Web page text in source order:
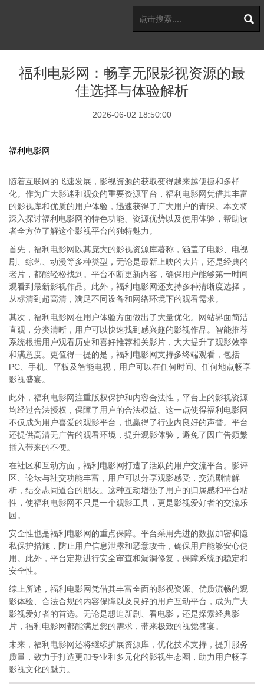
福利电影网：畅享无限影视资源的最
佳选择与体验解析
2026-06-02 18:50:00
福利电影网
随着互联网的飞速发展，影视资源的获取变得越来越便捷和多样
化。作为广大影迷和观众的重要资源平台，福利电影网凭借其丰富
的影视库和优质的用户体验，迅速获得了广大用户的青睐。本文将
深入探讨福利电影网的特色功能、资源优势以及使用体验，帮助读
者全方位了解这个影视平台的独特魅力。
首先，福利电影网以其庞大的影视资源库著称，涵盖了电影、电视
剧、综艺、动漫等多种类型，无论是最新上映的大片，还是经典的
老片，都能轻松找到。平台不断更新内容，确保用户能够第一时间
观看到最新影视作品。此外，福利电影网还支持多种清晰度选择，
从标清到超高清，满足不同设备和网络环境下的观看需求。
其次，福利电影网在用户体验方面做出了大量优化。网站界面简洁
直观，分类清晰，用户可以快速找到感兴趣的影视作品。智能推荐
系统根据用户观看历史和喜好推荐相关影片，大大提升了观影效率
和满意度。更值得一提的是，福利电影网支持多终端观看，包括
PC、手机、平板及智能电视，用户可以在任何时间、任何地点畅享
影视盛宴。
此外，福利电影网注重版权保护和内容合法性，平台上的影视资源
均经过合法授权，保障了用户的合法权益。这一点使得福利电影网
不仅成为用户喜爱的观影平台，也赢得了行业内良好的声誉。平台
还提供高清无广告的观看环境，提升观影体验，避免了因广告频繁
插入带来的不便。
在社区和互动方面，福利电影网打造了活跃的用户交流平台。影评
区、论坛与社交功能丰富，用户可以分享观影感受，交流剧情解
析，结交志同道合的朋友。这种互动增强了用户的归属感和平台粘
性，使福利电影网不只是一个观影工具，更是影视爱好者的交流乐
园。
安全性也是福利电影网的重点保障。平台采用先进的数据加密和隐
私保护措施，防止用户信息泄露和恶意攻击，确保用户能够安心使
用。此外，平台定期进行安全审查和漏洞修复，保障系统的稳定和
安全性。
综上所述，福利电影网凭借其丰富全面的影视资源、优质流畅的观
影体验、合法合规的内容保障以及良好的用户互动平台，成为广大
影视爱好者的首选。无论是想追新剧、看电影，还是探索经典影
片，福利电影网都能满足您的需求，带来极致的视觉盛宴。
未来，福利电影网还将继续扩展资源库，优化技术支持，提升服务
质量，致力于打造更加专业和多元化的影视生态圈，助力用户畅享
影视文化的魅力。